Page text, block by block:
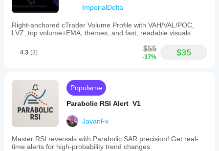
ImperialDelta
Right-anchored cTrader Volume Profile with VAH/VAL/POC,
LVZ, top volume+EMA, themes, and fast, readable visuals.
4.3 (3) $55
-37% $35
Popularne
Parabolic RSI Alert V1
JavanFx
Master RSI reversals with Parabolic SAR precision! Get real-
time alerts for high-probability trend changes.